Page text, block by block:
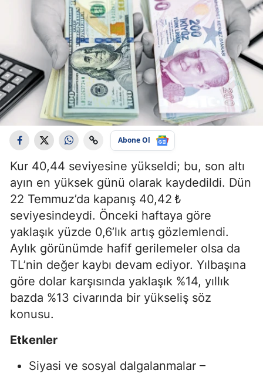
Abone Ol
Kur 40,44 seviyesine yükseldi; bu, son altı
ayın en yüksek günü olarak kaydedildi. Dün
22 Temmuz’da kapanış 40,42 ₺
seviyesindeydi. Önceki haftaya göre
yaklaşık yüzde 0,6’lık artış gözlemlendi.
Aylık görünümde hafif gerilemeler olsa da
TL’nin değer kaybı devam ediyor. Yılbaşına
göre dolar karşısında yaklaşık %14, yıllık
bazda %13 civarında bir yükseliş söz
konusu.
Etkenler
Siyasi ve sosyal dalgalanmalar –